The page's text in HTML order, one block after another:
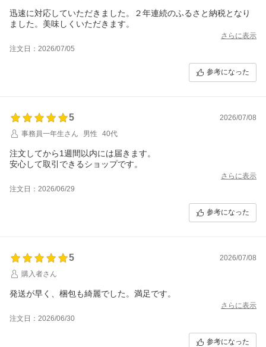
迅速に対応していただきました。２年連続のふるさと納税となり
ました。美味しくいただきます。
さらに表示
注文日：2026/07/05
参考になった
5
2026/07/08
事務員一年生さん
男性 40代
注文してから1週間以内には届きます。
さらに表示
注文日：2026/06/29
参考になった
5
2026/07/08
購入者さん
発送が早く、梱包も綺麗でした。満足です。
さらに表示
注文日：2026/06/30
参考になった